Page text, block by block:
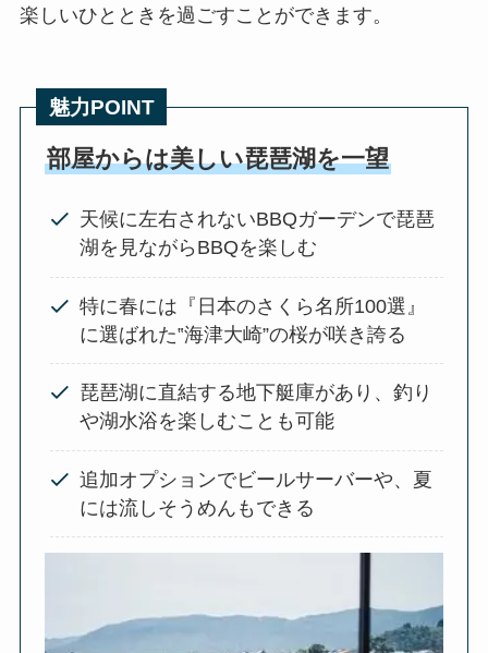
楽しいひとときを過ごすことができます。
魅力POINT
部屋からは美しい琵琶湖を一望
天候に左右されないBBQガーデンで琵琶
湖を見ながらBBQを楽しむ
特に春には『日本のさくら名所100選』
に選ばれた‟海津大崎”の桜が咲き誇る
琵琶湖に直結する地下艇庫があり、釣り
や湖水浴を楽しむことも可能
追加オプションでビールサーバーや、夏
には流しそうめんもできる